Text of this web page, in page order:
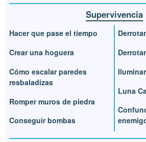
Supervivencia
Hacer que pase el tiempo
Crear una hoguera
Cómo escalar paredes
resbaladizas
Romper muros de piedra
Conseguir bombas
Luna